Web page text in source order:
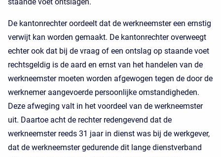
De kantonrechter oordeelt dat de werkneemster een ernstig
verwijt kan worden gemaakt. De kantonrechter overweegt
echter ook dat bij de vraag of een ontslag op staande voet
rechtsgeldig is de aard en ernst van het handelen van de
werkneemster moeten worden afgewogen tegen de door de
werknemer aangevoerde persoonlijke omstandigheden.
Deze afweging valt in het voordeel van de werkneemster
uit. Daartoe acht de rechter redengevend dat de
werkneemster reeds 31 jaar in dienst was bij de werkgever,
dat de werkneemster gedurende dit lange dienstverband